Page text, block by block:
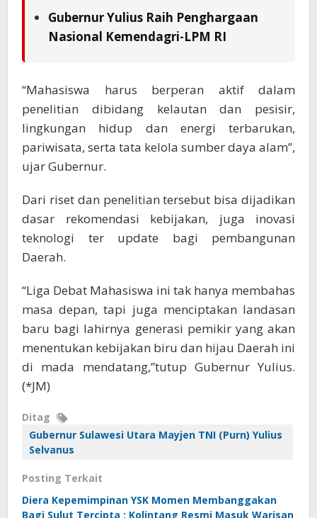
Gubernur Yulius Raih Penghargaan
Nasional Kemendagri-LPM RI
“Mahasiswa harus berperan aktif dalam
penelitian dibidang kelautan dan pesisir,
lingkungan hidup dan energi terbarukan,
pariwisata, serta tata kelola sumber daya alam”,
ujar Gubernur.
Dari riset dan penelitian tersebut bisa dijadikan
dasar rekomendasi kebijakan, juga inovasi
teknologi ter update bagi pembangunan
Daerah.
“Liga Debat Mahasiswa ini tak hanya membahas
masa depan, tapi juga menciptakan landasan
baru bagi lahirnya generasi pemikir yang akan
menentukan kebijakan biru dan hijau Daerah ini
di mada mendatang,”tutup Gubernur Yulius.
(*JM)
Ditag
Gubernur Sulawesi Utara Mayjen TNI (Purn) Yulius
Selvanus
Posting Terkait
Diera Kepemimpinan YSK Momen Membanggakan
Bagi Sulut Tercipta : Kolintang Resmi Masuk Warisan